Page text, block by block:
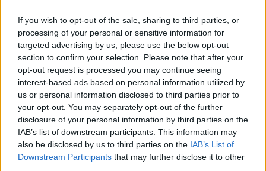
If you wish to opt-out of the sale, sharing to third parties, or
processing of your personal or sensitive information for
targeted advertising by us, please use the below opt-out
section to confirm your selection. Please note that after your
opt-out request is processed you may continue seeing
interest-based ads based on personal information utilized by
us or personal information disclosed to third parties prior to
your opt-out. You may separately opt-out of the further
disclosure of your personal information by third parties on the
IAB’s list of downstream participants. This information may
also be disclosed by us to third parties on the IAB’s List of
Downstream Participants that may further disclose it to other
A korábbi évekhez képest nagyobb tempóban
zajlik a földgáz betárolása Magyarországon: a
készletek szintje már augusztus 15-én közel ott
tartott, mint tavaly szeptember közepén - írta a
Magyar Idők. A sietség oka lehet az, hogy a
földgáz biztonsági készletének mértékéről szóló
rendelet 2017. október 31-től a jelenlegi 915 millió
köbméter helyett 1,2 milliárdban határozza meg a
szükséges szintet.